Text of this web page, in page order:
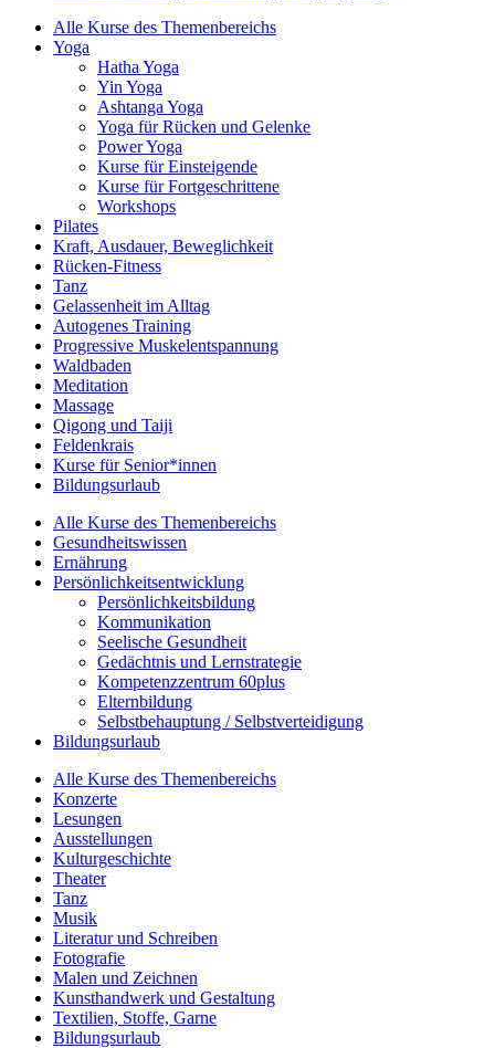
Alle Kurse des Themenbereichs
Yoga
Hatha Yoga
Yin Yoga
Ashtanga Yoga
Yoga für Rücken und Gelenke
Power Yoga
Kurse für Einsteigende
Kurse für Fortgeschrittene
Workshops
Pilates
Kraft, Ausdauer, Beweglichkeit
Rücken-Fitness
Tanz
Gelassenheit im Alltag
Autogenes Training
Progressive Muskelentspannung
Waldbaden
Meditation
Massage
Qigong und Taiji
Feldenkrais
Kurse für Senior*innen
Bildungsurlaub
Alle Kurse des Themenbereichs
Gesundheitswissen
Ernährung
Persönlichkeitsentwicklung
Persönlichkeitsbildung
Kommunikation
Seelische Gesundheit
Gedächtnis und Lernstrategie
Kompetenzzentrum 60plus
Elternbildung
Selbstbehauptung / Selbstverteidigung
Bildungsurlaub
Alle Kurse des Themenbereichs
Konzerte
Lesungen
Ausstellungen
Kulturgeschichte
Theater
Tanz
Musik
Literatur und Schreiben
Fotografie
Malen und Zeichnen
Kunsthandwerk und Gestaltung
Textilien, Stoffe, Garne
Bildungsurlaub